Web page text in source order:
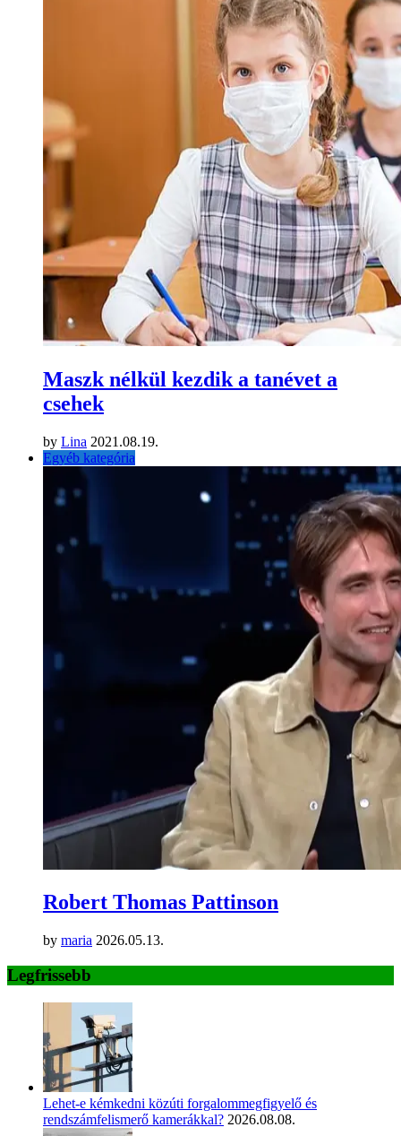
Maszk nélkül kezdik a tanévet a
csehek
by Lina 2021.08.19.
Egyéb kategória
Robert Thomas Pattinson
by maria 2026.05.13.
Legfrissebb
Lehet-e kémkedni közúti forgalommegfigyelő és
rendszámfelismerő kamerákkal? 2026.08.08.